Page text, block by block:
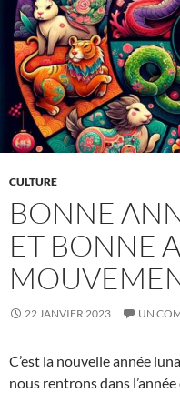
CULTURE
BONNE
ET BONNE
22 JANVIER 2023 UN
C’est la nouvelle année
nous rentrons dans l’année